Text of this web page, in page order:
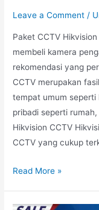
Leave a Comment /
Paket CCTV
membeli kamera
rekomendasi yang
CCTV merupakan
tempat umum seperti
pribadi seperti
Hikvision CCTV
CCTV yang cukup
Read More »